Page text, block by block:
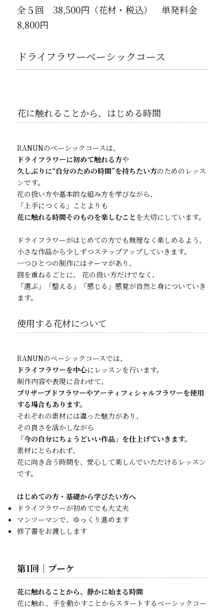
全５回 38,500円（花材・税込） 単発料金
8,800円
ドライフラワーベーシックコース
花に触れることから、はじめる時間
RANUNのベーシックコースは、
ドライフラワーに初めて触れる方や
久しぶりに“自分のための時間”を持ちたい方のためのレッス
ンです。
花の扱い方や基本的な組み方を学びながら、
「上手につくる」ことよりも
花に触れる時間そのものを楽しむこと を大切にしています。
ドライフラワーがはじめての方でも無理なく楽しめるよう、
小さな作品から少しずつステップアップしていきます。
一つひとつの制作にはテーマがあり、
回を重ねるごとに、 花の扱い方だけでなく、
「選ぶ」「整える」「感じる」感覚が自然と身についていき
ます。
使用する花材について
RANUNのベーシックコースでは、
ドライフラワーを中心にレッスンを行います。
制作内容や表現に合わせて、
プリザーブドフラワーやアーティフィシャルフラワーを使用
する場合もあります。
それぞれの素材には違った魅力があり、
その良さを活かしながら
「今の自分にちょうどいい作品」を仕上げていきます。
素材にとらわれず、
花に向き合う時間を、安心して楽しんでいただけるレッスン
です。
はじめての方・基礎から学びたい方へ
ドライフラワーが初めてでも大丈夫
マンツーマンで、ゆっくり進めます
修了書をお渡しします
第1回｜ブーケ
花に触れることから、静かに始まる時間
花に触れ、手を動かすことからスタートするベーシックコー